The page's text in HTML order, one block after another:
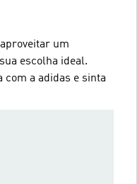
um
escolha ideal.
a adidas e sinta